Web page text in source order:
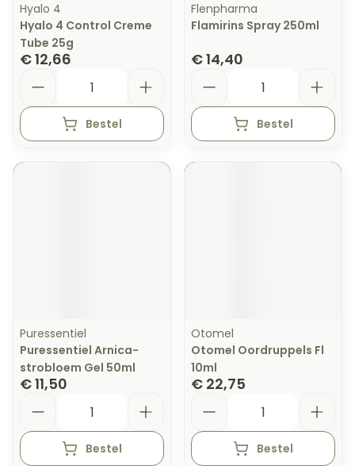
Hyalo 4
Hyalo 4 Control Creme
Tube 25g
€ 12,66
Bestel
Flenpharma
Flamirins Spray 250ml
€ 14,40
Bestel
Puressentiel
Puressentiel Arnica-
strobloem Gel 50ml
€ 11,50
Bestel
Otomel
Otomel Oordruppels Fl
10ml
€ 22,75
Bestel